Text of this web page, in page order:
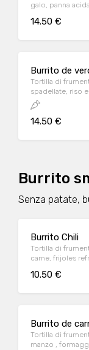
galo, panna acida
14.50 €
Burrito de
Tortilla di
spadellate, riso
14.50 €
Burrito
Senza patate,
Burrito Chili
Tortilla di
carne, frijoles
10.50 €
Burrito de
Tortilla di
manzo ,